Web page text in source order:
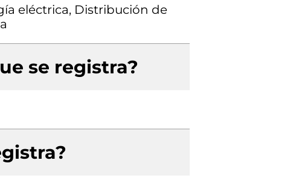
eléctrica, Distribución de
se registra?